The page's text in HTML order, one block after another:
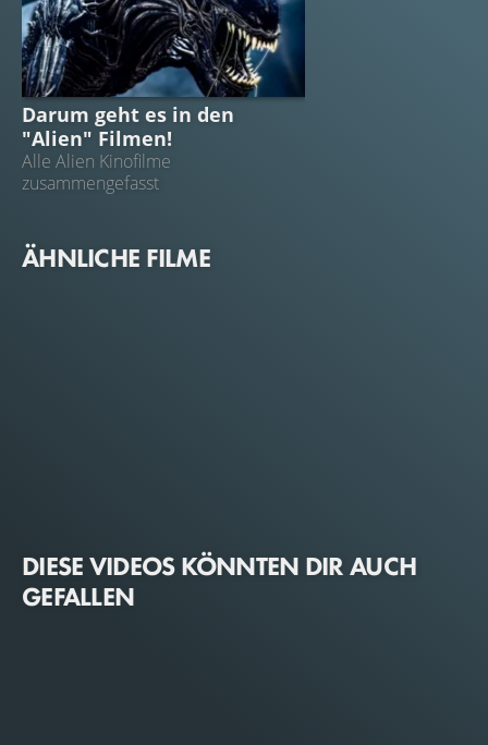
ALIEN
Darum geht es in den
"Alien" Filmen!
Alle Alien Kinofilme
zusammengefasst
ÄHNLICHE FILME
DIESE VIDEOS KÖNNTEN DIR AUCH
GEFALLEN